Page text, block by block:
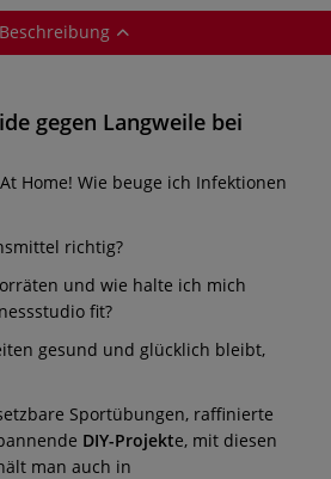
Beschreibung
gegen Langweile bei
Home! Wie beuge ich Infektionen
richtig?
und wie halte ich mich
fit?
gesund und glücklich bleibt,
Sportübungen, raffinierte
DIY-Projekte, mit diesen
man auch in